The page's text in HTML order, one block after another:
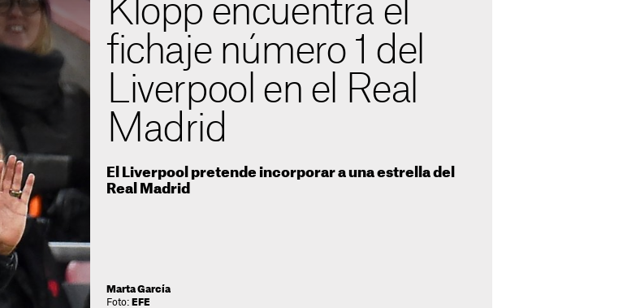
Klopp encuentra el
fichaje número 1 del
Liverpool en el Real
Madrid
El Liverpool pretende incorporar a una estrella del
Real Madrid
Marta García
Foto: EFE